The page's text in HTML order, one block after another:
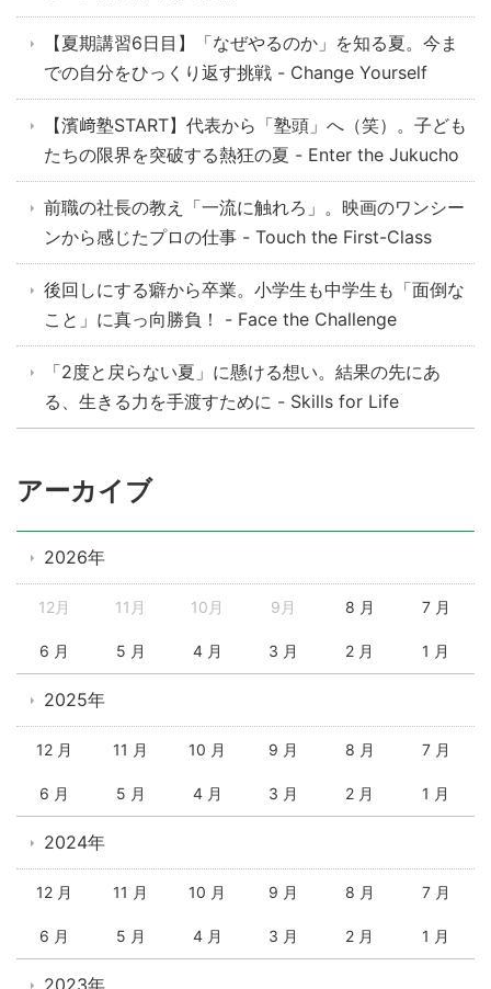
【夏期講習6日目】「なぜやるのか」を知る夏。今ま
での自分をひっくり返す挑戦 - Change Yourself
【濱﨑塾START】代表から「塾頭」へ（笑）。子ども
たちの限界を突破する熱狂の夏 - Enter the Jukucho
前職の社長の教え「一流に触れろ」。映画のワンシー
ンから感じたプロの仕事 - Touch the First-Class
後回しにする癖から卒業。小学生も中学生も「面倒な
こと」に真っ向勝負！ - Face the Challenge
「2度と戻らない夏」に懸ける想い。結果の先にあ
る、生きる力を手渡すために - Skills for Life
アーカイブ
2026年
12月 11月 10月 9月 8 月 7 月
6 月 5 月 4 月 3 月 2 月 1 月
2025年
12 月 11 月 10 月 9 月 8 月 7 月
6 月 5 月 4 月 3 月 2 月 1 月
2024年
12 月 11 月 10 月 9 月 8 月 7 月
6 月 5 月 4 月 3 月 2 月 1 月